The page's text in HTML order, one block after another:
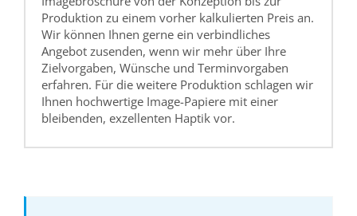
Produktion zu einem vorher kalkulierten Preis an.
Wir können Ihnen gerne ein verbindliches
Angebot zusenden, wenn wir mehr über Ihre
Zielvorgaben, Wünsche und Terminvorgaben
erfahren. Für die weitere Produktion schlagen wir
Ihnen hochwertige Image-Papiere mit einer
bleibenden, exzellenten Haptik vor.